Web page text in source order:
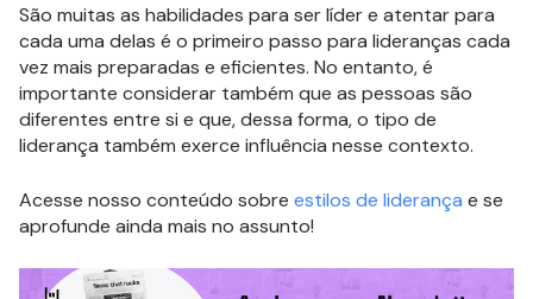
São muitas as habilidades para ser líder e atentar para
cada uma delas é o primeiro passo para lideranças cada
vez mais preparadas e eficientes. No entanto, é
importante considerar também que as pessoas são
diferentes entre si e que, dessa forma, o tipo de
liderança também exerce influência nesse contexto.
Acesse nosso conteúdo sobre estilos de liderança e se
aprofunde ainda mais no assunto!